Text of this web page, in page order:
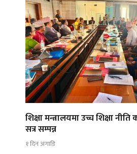
शिक्षा मन्त्रालयमा उच्च शिक्षा
सत्र सम्पन्न
१ दिन अगाडि